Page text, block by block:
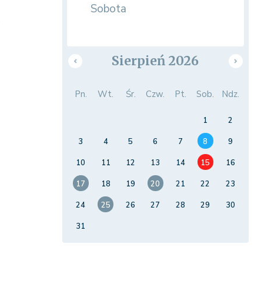
Sobota
Sierpień 2026
Pn. Wt. Śr. Czw. Pt. Sob. Ndz.
1
2
3
4 5 6 7 8
9
10
11 12 13 14 15
16
17
18 19 20 21 22
23
24
25 26 27 28 29
30
31